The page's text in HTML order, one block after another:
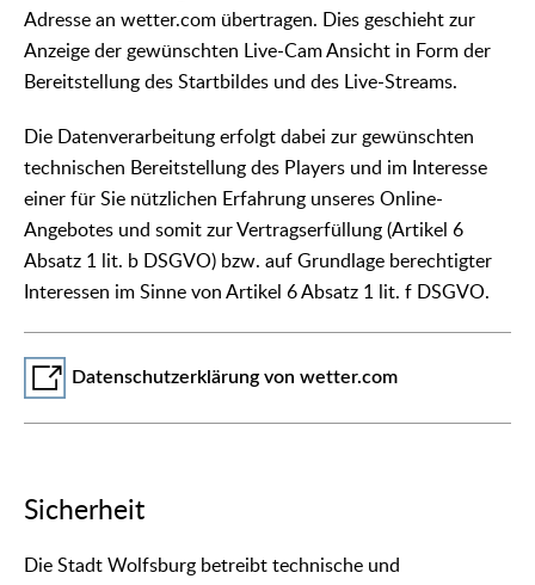
Adresse an wetter.com übertragen. Dies geschieht zur
Anzeige der gewünschten Live-Cam Ansicht in Form der
Bereitstellung des Startbildes und des Live-Streams.
Die Datenverarbeitung erfolgt dabei zur gewünschten
technischen Bereitstellung des Players und im Interesse
einer für Sie nützlichen Erfahrung unseres Online-
Angebotes und somit zur Vertragserfüllung (Artikel 6
Absatz 1 lit. b DSGVO) bzw. auf Grundlage berechtigter
Interessen im Sinne von Artikel 6 Absatz 1 lit. f DSGVO.
Datenschutzerklärung von wetter.com
Sicherheit
Die Stadt Wolfsburg betreibt technische und